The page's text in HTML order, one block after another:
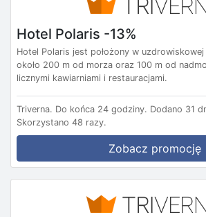
Hotel Polaris -13%
Hotel Polaris jest położony w
około 200 m od morza oraz 100 m od
licznymi kawiarniami i restauracjami.
Triverna. Do końca 24 godziny. Dodano 31
Skorzystano 48 razy.
Zobacz promocję